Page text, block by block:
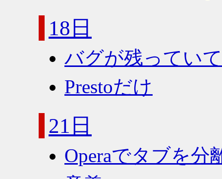
18日
バグが残ってい
Prestoだけ
21日
Operaでタブを